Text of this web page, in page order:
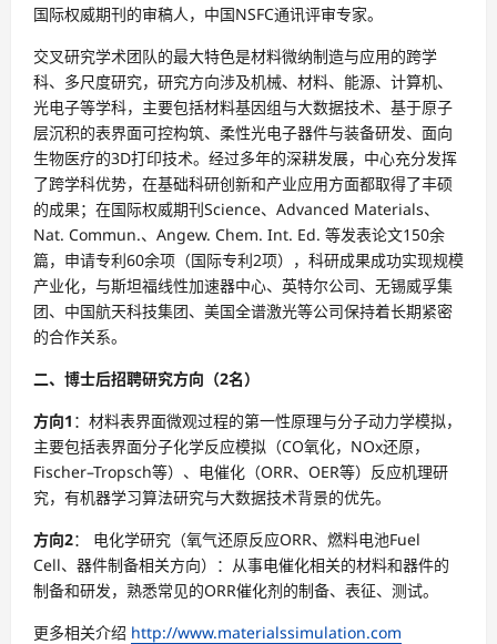
国际权威期刊的审稿人，中国NSFC通讯评审专家。
交叉研究学术团队的最大特色是材料微纳制造与应用的跨学
科、多尺度研究，研究方向涉及机械、材料、能源、计算机、
光电子等学科，主要包括材料基因组与大数据技术、基于原子
层沉积的表界面可控构筑、柔性光电子器件与装备研发、面向
生物医疗的3D打印技术。经过多年的深耕发展，中心充分发挥
了跨学科优势，在基础科研创新和产业应用方面都取得了丰硕
的成果；在国际权威期刊Science、Advanced Materials、
Nat. Commun.、Angew. Chem. Int. Ed. 等发表论文150余
篇，申请专利60余项（国际专利2项），科研成果成功实现规模
产业化，与斯坦福线性加速器中心、英特尔公司、无锡威孚集
团、中国航天科技集团、美国全谱激光等公司保持着长期紧密
的合作关系。
二、博士后招聘研究方向（2名）
方向1 ：材料表界面微观过程的第一性原理与分子动力学模拟，
主要包括表界面分子化学反应模拟（CO氧化，NOx还原，
Fischer–Tropsch等）、电催化（ORR、OER等）反应机理研
究，有机器学习算法研究与大数据技术背景的优先。
方向2： 电化学研究（氧气还原反应ORR、燃料电池Fuel
Cell、器件制备相关方向）：从事电催化相关的材料和器件的
制备和研发，熟悉常见的ORR催化剂的制备、表征、测试。
更多相关介绍 http://www.materialssimulation.com